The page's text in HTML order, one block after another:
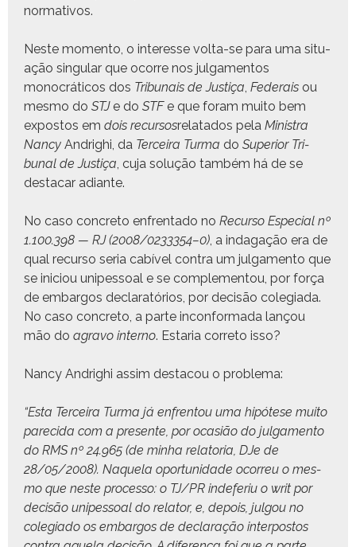
normativos.
Neste momen­to, o inter­esse vol­ta-se para uma situ­
ação sin­gu­lar que ocorre nos jul­ga­men­tos
monocráti­cos dos Tri­bunais de Justiça Fed­erais ou
mes­mo do STJe do STFe que foram muito bem
expos­tos em dois recur­sosrelata­dos pela Min­is­tra
Nan­cy Andrighi, da Ter­ceira Tur­ma do Supe­ri­or Tri­
bunal de Justiça , cuja solução tam­bém há de se
destacar adiante.
No caso con­cre­to enfrenta­do no Recur­so Espe­cial nº
1.100.398 — RJ (2008/0233354–0) , a inda­gação era de
qual recur­so seria cabív­el con­tra um jul­ga­men­to que
se ini­ciou unipes­soal e se com­ple­men­tou, por força
de embar­gos declaratórios, por decisão cole­gia­da.
No caso con­cre­to, a parte incon­for­ma­da lançou
mão do agra­vo inter­no. Estaria cor­re­to isso?
Nan­cy Andrighi assim desta­cou o problema:
“Esta Ter­ceira Tur­ma já enfren­tou uma hipótese muito
pare­ci­da com a pre­sente, por ocasião do jul­ga­men­to
do RMS nº 24.965 (de min­ha rela­to­ria, DJe de
28/05/2008). Naque­la opor­tu­nidade ocor­reu o mes­
mo que neste proces­so: o TJ/PR inde­feriu o writ por
decisão unipes­soal do rela­tor, e, depois, jul­gou no
cole­gia­do os embar­gos de declar­ação inter­pos­tos